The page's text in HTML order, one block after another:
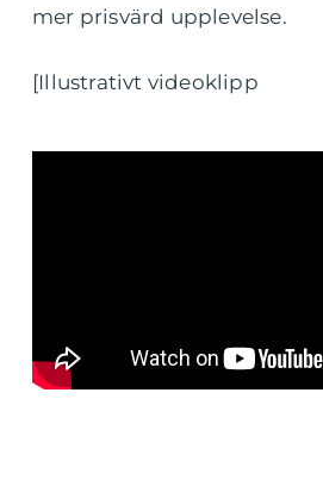
mer prisvärd upplevelse.
[Illustrativt videoklipp